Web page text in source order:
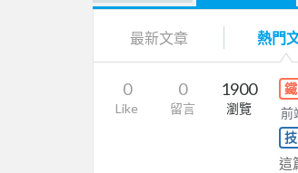
最新文章 熱門
0
Like
0
留言
1900
瀏覽 前
這